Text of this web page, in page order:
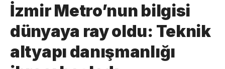
İzmir Metro’nun bilgisi
dünyaya ray oldu: Teknik
altyapı danışmanlığı